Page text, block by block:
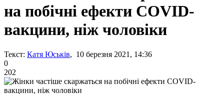
на побічні ефекти COVID-
вакцини, ніж чоловіки
Текст: Катя Юськів, 10 березня 2021, 14:36
0
202